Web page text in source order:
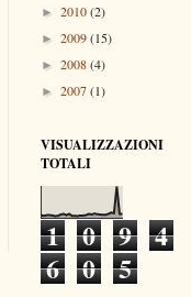
► 2010(2)
► 2009(15)
► 2008(4)
► 2007(1)
VISUALIZZAZIONI
TOTALI
1 0 9 4
6 0 5